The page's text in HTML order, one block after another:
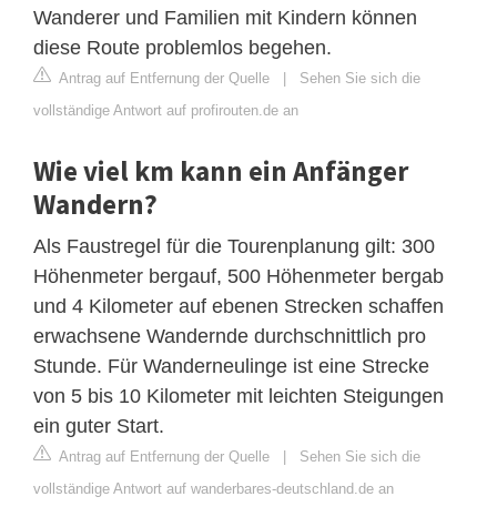
Wanderer und Familien mit Kindern können
diese Route problemlos begehen.
Antrag auf Entfernung der Quelle | Sehen Sie sich die
vollständige Antwort auf profirouten.de an
Wie viel km kann ein Anfänger
Wandern?
Als Faustregel für die Tourenplanung gilt: 300
Höhenmeter bergauf, 500 Höhenmeter bergab
und 4 Kilometer auf ebenen Strecken schaffen
erwachsene Wandernde durchschnittlich pro
Stunde. Für Wanderneulinge ist eine Strecke
von 5 bis 10 Kilometer mit leichten Steigungen
ein guter Start.
Antrag auf Entfernung der Quelle | Sehen Sie sich die
vollständige Antwort auf wanderbares-deutschland.de an